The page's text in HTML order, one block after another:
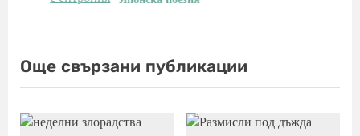
t
:
Още свързани публикации